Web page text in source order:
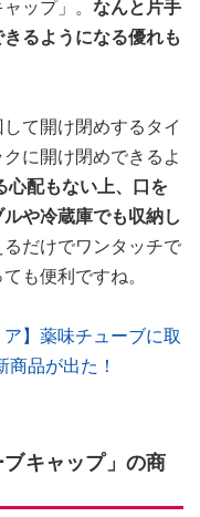
ップ」。 なんと片手
るようになる優れも
て開け閉めするタイ
に開け閉めできるよ
心配もない上、口を
や冷蔵庫でも収納し
だけでワンタッチで
も便利ですね。
】薬味チューブに取
品が出た！
キャップ」の商